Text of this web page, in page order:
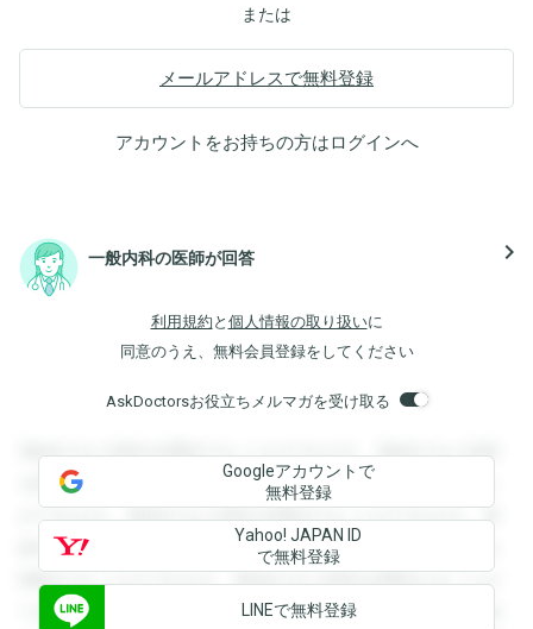
または
メールアドレスで無料登録
アカウントをお持ちの方はログインへ
一般内科の医師が回答 navigate_next
利用規約 と 個人情報の取り扱いに
同意のうえ、無料会員登録をしてください
AskDoctorsお役立ちメルマガを受け取る
登録すると回答を閲覧することができます。登録すると回答
を閲覧することができます。登録すると回答を閲覧すること
ができます。登録すると回答を閲覧することができます。登
録すると回答を閲覧することができます。登録すると回答を
閲覧することができます。登録すると回答を閲覧することが
できます。登録すると回答を閲覧することができます。登録
Googleアカウントで
無料登録
Yahoo! JAPAN ID
で無料登録
LINEで無料登録